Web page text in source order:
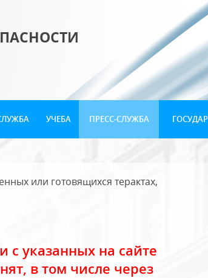
УЧЕБА ПРЕСС-СЛУЖБА
или готовящихся терактах,
указанных на сайте
в том числе через